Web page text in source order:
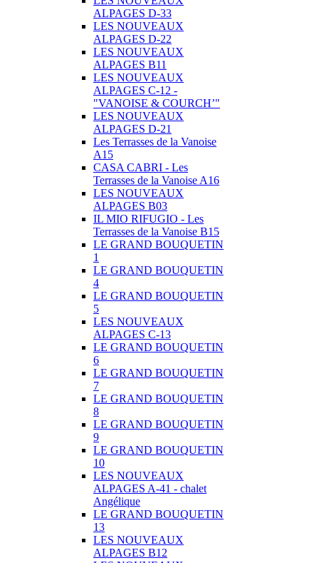
ALPAGES D-33
LES NOUVEAUX
ALPAGES D-22
LES NOUVEAUX
ALPAGES B11
LES NOUVEAUX
ALPAGES C-12 -
"VANOISE & COURCH’"
LES NOUVEAUX
ALPAGES D-21
Les Terrasses de la Vanoise
A15
CASA CABRI - Les
Terrasses de la Vanoise A16
LES NOUVEAUX
ALPAGES B03
IL MIO RIFUGIO - Les
Terrasses de la Vanoise B15
LE GRAND BOUQUETIN
1
LE GRAND BOUQUETIN
4
LE GRAND BOUQUETIN
5
LES NOUVEAUX
ALPAGES C-13
LE GRAND BOUQUETIN
6
LE GRAND BOUQUETIN
7
LE GRAND BOUQUETIN
8
LE GRAND BOUQUETIN
9
LE GRAND BOUQUETIN
10
LES NOUVEAUX
ALPAGES A-41 - chalet
Angélique
LE GRAND BOUQUETIN
13
LES NOUVEAUX
ALPAGES B12